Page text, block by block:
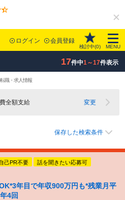
ログイン 会員登録
検討中(0) MENU
17件中1～17件表示
職・求人情報
全額支給 変更
保存した検索条件
己PR不要 話を聞きたい応募可
年目で年収900万円も*残業月平
4回